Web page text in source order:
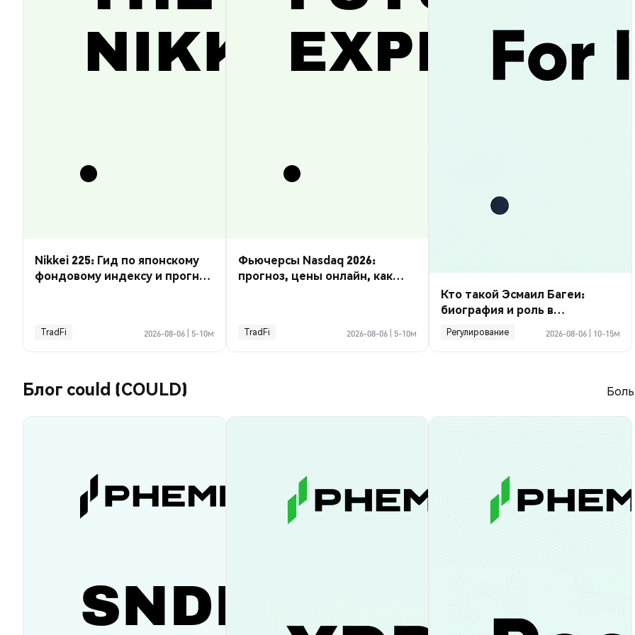
Nikkei 225: Гид по японскому
фондовому индексу и прогноз
TradFi 2026-08-06 5-10м
Фьючерсы Nasdaq 2026:
прогноз, цены онлайн, как
TradFi 2026-08-06 5-10м
Кто такой Эсмаил Багеи:
биография и роль в
криптосделке по Ормузу
Регулирование 2026-08-06 10-15м
Блог could (COULD)